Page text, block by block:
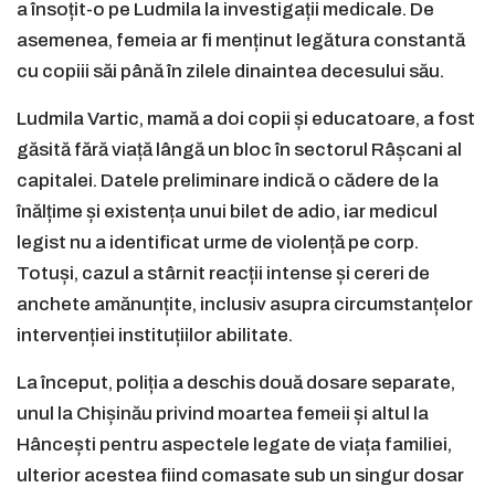
a însoțit-o pe Ludmila la investigații medicale. De
asemenea, femeia ar fi menținut legătura constantă
cu copiii săi până în zilele dinaintea decesului său.
Ludmila Vartic, mamă a doi copii și educatoare, a fost
găsită fără viață lângă un bloc în sectorul Râșcani al
capitalei. Datele preliminare indică o cădere de la
înălțime și existența unui bilet de adio, iar medicul
legist nu a identificat urme de violență pe corp.
Totuși, cazul a stârnit reacții intense și cereri de
anchete amănunțite, inclusiv asupra circumstanțelor
intervenției instituțiilor abilitate.
La început, poliția a deschis două dosare separate,
unul la Chișinău privind moartea femeii și altul la
Hâncești pentru aspectele legate de viața familiei,
ulterior acestea fiind comasate sub un singur dosar